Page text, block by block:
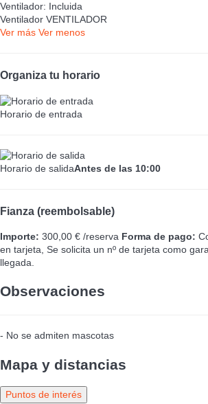
Ventilador: Incluida
Ventilador VENTILADOR
Ver más Ver menos
Organiza tu horario
Horario de entrada
Horario de salidaAntes de las 10:00
Fianza (reembolsable)
Importe: 300,00 € /reserva Forma de pago:
en tarjeta, Se solicita un nº de tarjeta como
llegada.
Observaciones
- No se admiten mascotas
Mapa y distancias
Puntos de interés